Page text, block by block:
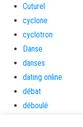
Cuturel
cyclone
cyclotron
Danse
danses
dating online
débat
déboulé